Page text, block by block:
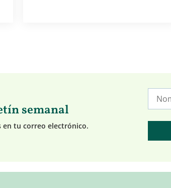
semanal
en tu correo electrónico.